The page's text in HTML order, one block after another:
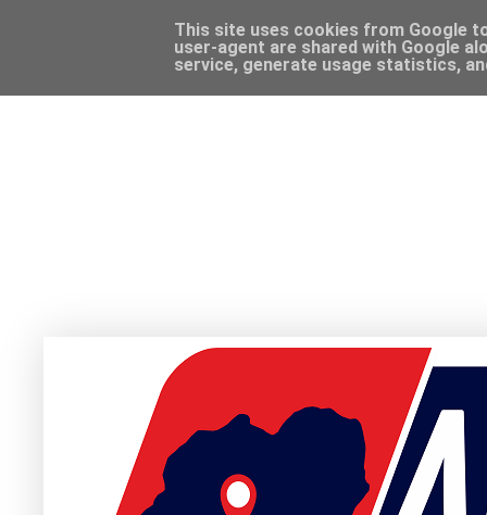
This site uses cookies from Google
user-agent are shared with Google
service, generate usage statistics,